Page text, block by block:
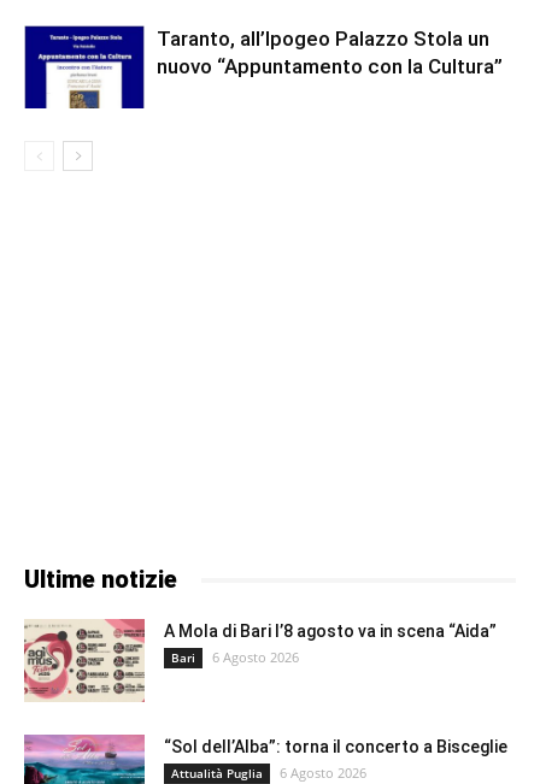
Taranto, all’Ipogeo Palazzo Stola un
nuovo “Appuntamento con la Cultura”
Ultime notizie
A Mola di Bari l’8 agosto va in scena “Aida”
Bari 6 Agosto 2026
“Sol dell’Alba”: torna il concerto a Bisceglie
Attualità Puglia 6 Agosto 2026